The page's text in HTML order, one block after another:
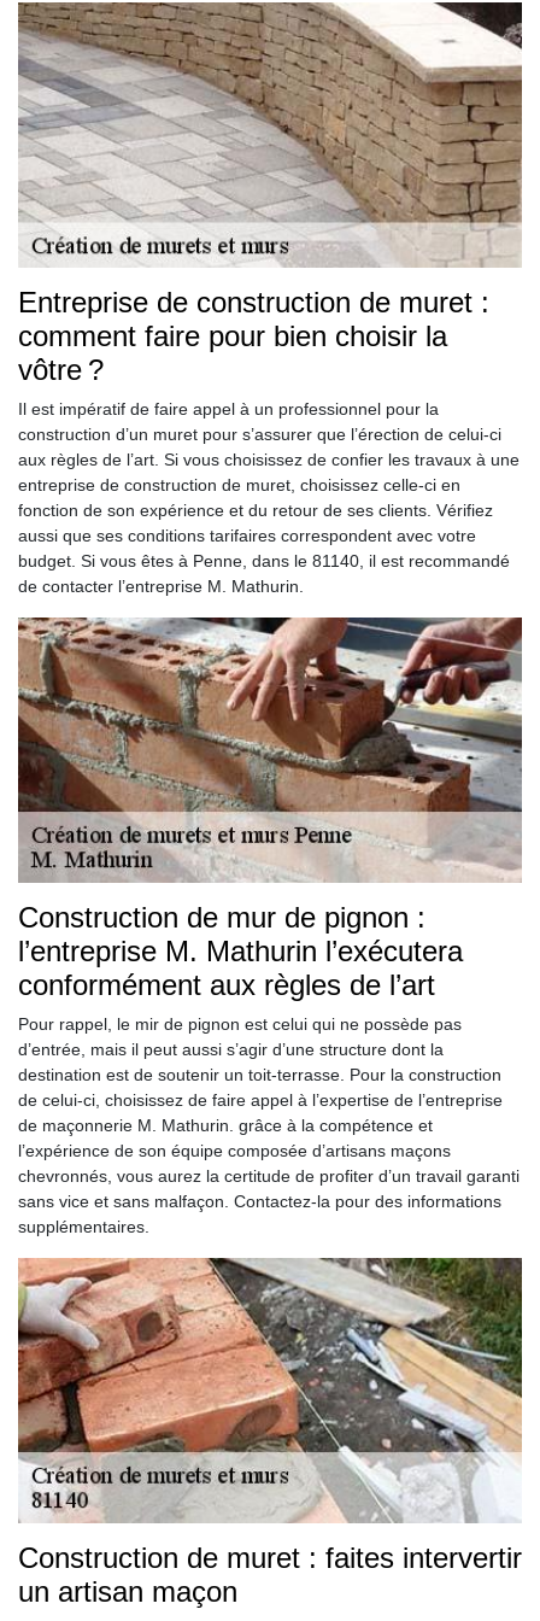
Entreprise de construction de muret :
comment faire pour bien choisir la
vôtre ?
Il est impératif de faire appel à un professionnel pour la
construction d’un muret pour s’assurer que l’érection de celui-ci
aux règles de l’art. Si vous choisissez de confier les travaux à une
entreprise de construction de muret, choisissez celle-ci en
fonction de son expérience et du retour de ses clients. Vérifiez
aussi que ses conditions tarifaires correspondent avec votre
budget. Si vous êtes à Penne, dans le 81140, il est recommandé
de contacter l’entreprise M. Mathurin.
Construction de mur de pignon :
l’entreprise M. Mathurin l’exécutera
conformément aux règles de l’art
Pour rappel, le mir de pignon est celui qui ne possède pas
d’entrée, mais il peut aussi s’agir d’une structure dont la
destination est de soutenir un toit-terrasse. Pour la construction
de celui-ci, choisissez de faire appel à l’expertise de l’entreprise
de maçonnerie M. Mathurin. grâce à la compétence et
l’expérience de son équipe composée d’artisans maçons
chevronnés, vous aurez la certitude de profiter d’un travail garanti
sans vice et sans malfaçon. Contactez-la pour des informations
supplémentaires.
Construction de muret : faites intervertir
un artisan maçon